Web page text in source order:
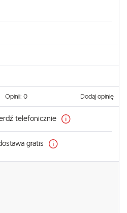
Opinii: 0 Dodaj opinię
telefonicznie
gratis